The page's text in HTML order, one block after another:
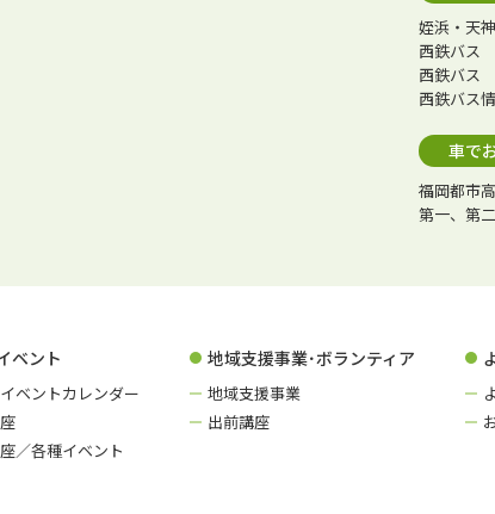
姪浜・天
西鉄バス
西鉄バス
西鉄バス
車で
福岡都市
第一、第
ベント
ベントカレンダー
／各種イベント
地域支援事業･ボランティア
地域支援事業
出前講座